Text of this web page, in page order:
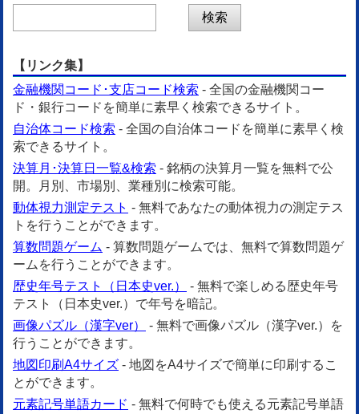
【リンク集】
金融機関コード･支店コード検索 - 全国の金融機関コー
ド・銀行コードを簡単に素早く検索できるサイト。
自治体コード検索 - 全国の自治体コードを簡単に素早く検
索できるサイト。
決算月･決算日一覧&検索 - 銘柄の決算月一覧を無料で公
開。月別、市場別、業種別に検索可能。
動体視力測定テスト - 無料であなたの動体視力の測定テス
トを行うことができます。
算数問題ゲーム - 算数問題ゲームでは、無料で算数問題ゲ
ームを行うことができます。
歴史年号テスト（日本史ver.）
- 無料で楽しめる歴史年号
テスト（日本史ver.）で年号を暗記。
画像パズル（漢字ver）
- 無料で画像パズル（漢字ver.）を
行うことができます。
地図印刷A4サイズ - 地図をA4サイズで簡単に印刷するこ
とができます。
元素記号単語カード - 無料で何時でも使える元素記号単語